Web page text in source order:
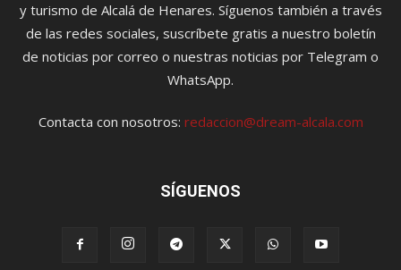
y turismo de Alcalá de Henares. Síguenos también a través
de las redes sociales, suscríbete gratis a nuestro boletín
de noticias por correo o nuestras noticias por Telegram o
WhatsApp.
Contacta con nosotros: redaccion@dream-alcala.com
SÍGUENOS